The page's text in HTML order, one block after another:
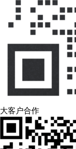
大客户合作